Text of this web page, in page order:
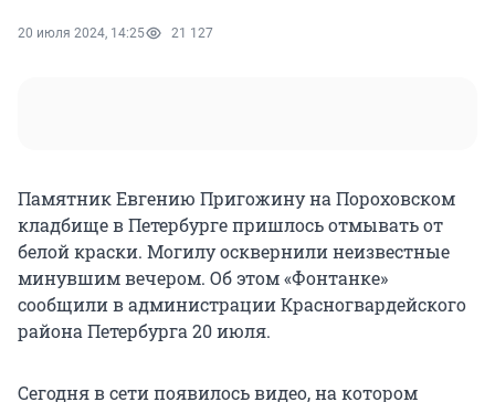
20 июля 2024, 14:25 21 127
Памятник Евгению Пригожину на Пороховском
кладбище в Петербурге пришлось отмывать от
белой краски. Могилу осквернили неизвестные
минувшим вечером. Об этом «Фонтанке»
сообщили в администрации Красногвардейского
района Петербурга 20 июля.
Сегодня в сети появилось видео, на котором